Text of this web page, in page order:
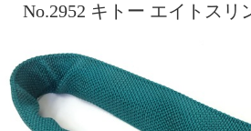
No.2952 キトー エイトス